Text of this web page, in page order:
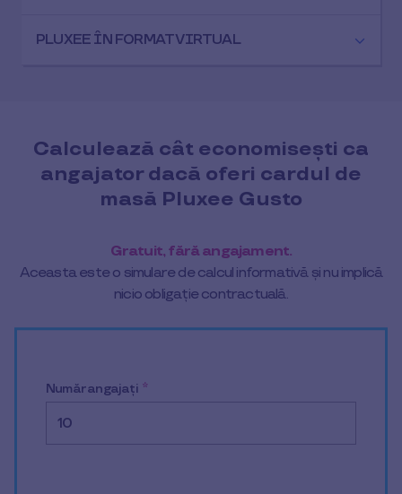
PLUXEE ÎN FORMAT VIRTUAL
Calculează cât economisești ca
angajator dacă oferi cardul de
masă Pluxee Gusto
Număr angajați *
Gratuit, fără angajament.
Aceasta este o simulare de calcul informativă și nu implică
nicio obligație contractuală.